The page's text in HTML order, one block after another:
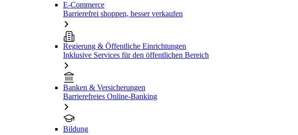
E-Commerce
Barrierefrei shoppen, besser verkaufen
Regierung & Öffentliche Einrichtungen
Inklusive Services für den öffentlichen Bereich
Banken & Versicherungen
Barrierefreies Online-Banking
Bildung